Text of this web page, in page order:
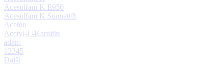
Acesulfam K E950
Acesulfam K Sunnett®
Aceton
Acetyl-L-Karnitin
adam
1 2345
Další